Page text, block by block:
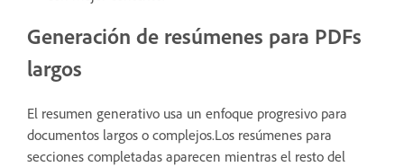
Generación de resúmenes para PDFs
largos
El resumen generativo usa un enfoque progresivo para
documentos largos o complejos.Los resúmenes para
secciones completadas aparecen mientras el resto del